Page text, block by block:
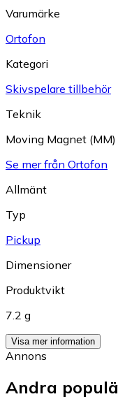
Varumärke
Ortofon
Kategori
Skivspelare tillbehör
Teknik
Moving Magnet (MM)
Se mer från Ortofon
Allmänt
Typ
Pickup
Dimensioner
Produktvikt
7.2 g
Visa mer information
Annons
Andra